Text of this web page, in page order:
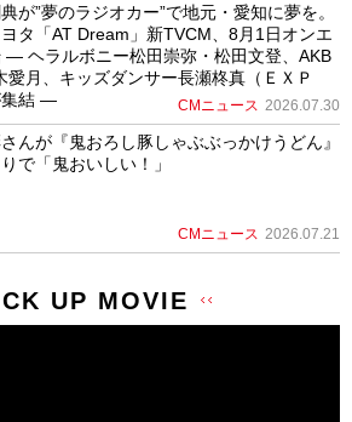
が”夢のラジオカー”で地元・愛知に夢を。
タ「AT Dream」新TVCM、8月1日オンエ
― ヘラルボニー松田崇弥・松田文登、AKB
愛月、キッズダンサー長瀬柊真（ＥＸＰ
集結 ―
CMニュース 2026.07.30
さんが『鬼おろし豚しゃぶぶっかけうどん』
で「鬼おいしい！」
CMニュース 2026.07.21
UP MOVIE